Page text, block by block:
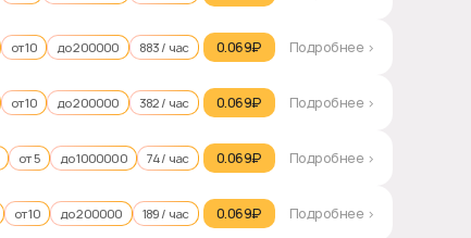
от 10 до 200000 883 / час 0.069₽‎ Подробнее >
от 10 до 200000 382 / час 0.069₽‎ Подробнее >
от 5 до 1000000 74 / час 0.069₽‎ Подробнее >
от 10 до 200000 189 / час 0.069₽‎ Подробнее >